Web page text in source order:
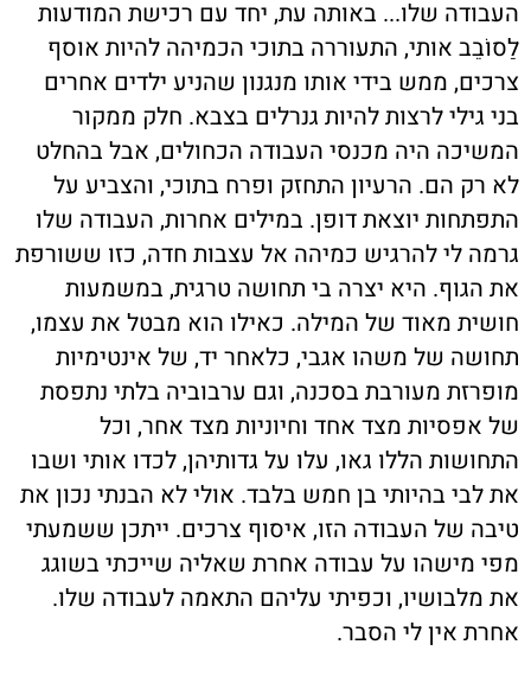
העבודה שלו... באותה עת, יחד עם רכישת המודעות
לַסוֹבֵב אותי, התעוררה בתוכי הכמיהה להיות אוסף
צרכים, ממש בידי אותו מנגנון שהניע ילדים אחרים
בני גילי לרצות להיות גנרלים בצבא. חלק ממקור
המשיכה היה מכנסי העבודה הכחולים, אבל בהחלט
לא רק הם. הרעיון התחזק ופרח בתוכי, והצביע על
התפתחות יוצאת דופן. במילים אחרות, העבודה שלו
גרמה לי להרגיש כמיהה אל עצבות חדה, כזו ששורפת
את הגוף. היא יצרה בי תחושה טרגית, במשמעות
חושית מאוד של המילה. כאילו הוא מבטל את עצמו,
תחושה של משהו אגבי, כלאחר יד, של אינטימיות
מופרזת מעורבת בסכנה, וגם ערבוביה בלתי נתפסת
של אפסיות מצד אחד וחיוניות מצד אחר, וכל
התחושות הללו גאו, עלו על גדותיהן, לכדו אותי ושבו
את לבי בהיותי בן חמש בלבד. אולי לא הבנתי נכון את
טיבה של העבודה הזו, איסוף צרכים. ייתכן ששמעתי
מפי מישהו על עבודה אחרת שאליה שייכתי בשוגג
את מלבושיו, וכפיתי עליהם התאמה לעבודה שלו.
אחרת אין לי הסבר.